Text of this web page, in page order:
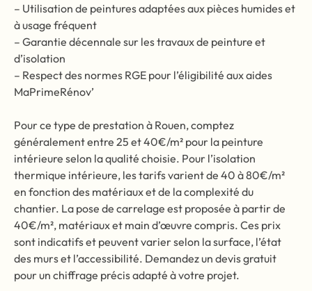
– Utilisation de peintures adaptées aux pièces humides et
à usage fréquent
– Garantie décennale sur les travaux de peinture et
d’isolation
– Respect des normes RGE pour l’éligibilité aux aides
MaPrimeRénov’
Pour ce type de prestation à Rouen, comptez
généralement entre 25 et 40€/m² pour la peinture
intérieure selon la qualité choisie. Pour l’isolation
thermique intérieure, les tarifs varient de 40 à 80€/m²
en fonction des matériaux et de la complexité du
chantier. La pose de carrelage est proposée à partir de
40€/m², matériaux et main d’œuvre compris. Ces prix
sont indicatifs et peuvent varier selon la surface, l’état
des murs et l’accessibilité. Demandez un devis gratuit
pour un chiffrage précis adapté à votre projet.